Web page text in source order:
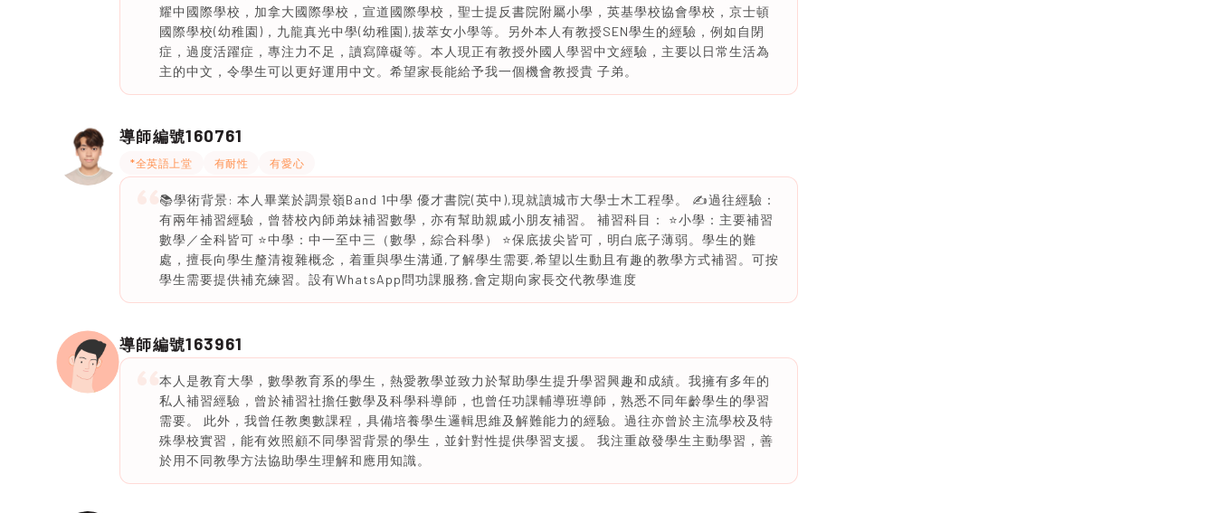
耀中國際學校，加拿大國際學校，宣道國際學校，聖士提反書院附屬小學，英基學校協會學校，京士頓
國際學校(幼稚園)，九龍真光中學(幼稚園),拔萃女小學等。另外本人有教授SEN學生的經驗，例如自閉
症，過度活躍症，專注力不足，讀寫障礙等。本人現正有教授外國人學習中文經驗，主要以日常生活為
主的中文，令學生可以更好運用中文。希望家長能給予我一個機會教授貴 子弟。
導師編號160761
*全英語上堂 有耐性 有愛心
📚學術背景: 本人畢業於調景嶺Band 1中學 優才書院(英中),現就讀城市大學士木工程學。 ✍️過往經驗：
有兩年補習經驗，曾替校內師弟妹補習數學，亦有幫助親戚小朋友補習。 補習科目： ⭐️小學：主要補習
數學／全科皆可 ⭐️中學：中一至中三（數學，綜合科學） ⭐️保底拔尖皆可，明白底子薄弱。學生的難
處，擅長向學生釐清複雜概念，着重與學生溝通,了解學生需要,希望以生動且有趣的教學方式補習。可按
學生需要提供補充練習。設有WhatsApp問功課服務,會定期向家長交代教學進度
導師編號163961
本人是教育大學，數學教育系的學生，熱愛教學並致力於幫助學生提升學習興趣和成績。我擁有多年的
私人補習經驗，曾於補習社擔任數學及科學科導師，也曾任功課輔導班導師，熟悉不同年齡學生的學習
需要。 此外，我曾任教奧數課程，具備培養學生邏輯思維及解難能力的經驗。過往亦曾於主流學校及特
殊學校實習，能有效照顧不同學習背景的學生，並針對性提供學習支援。 我注重啟發學生主動學習，善
於用不同教學方法協助學生理解和應用知識。